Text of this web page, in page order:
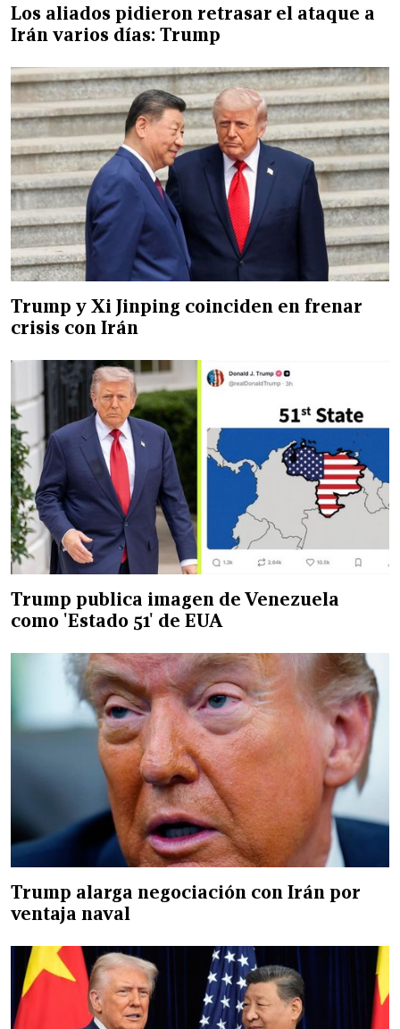
Los aliados pidieron retrasar el ataque a
Irán varios días: Trump
Trump y Xi Jinping coinciden en frenar
crisis con Irán
Trump publica imagen de Venezuela
como 'Estado 51' de EUA
Trump alarga negociación con Irán por
ventaja naval